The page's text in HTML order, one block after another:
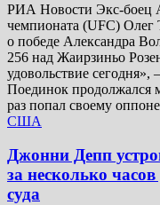
РИА Новости Экс-боец
чемпионата (UFC) Олег
о победе Александра
256 над Жаирзиньо
удовольствие
Поединок продолжался
раз попал своему
США
Джонни Депп
за несколько
суда